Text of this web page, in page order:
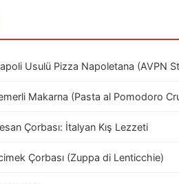
Usulü Pizza Napoletana (AVPN
Makarna (Pasta al Pomodoro
Çorbası: İtalyan Kış Lezzeti
Çorbası (Zuppa di Lenticchie)